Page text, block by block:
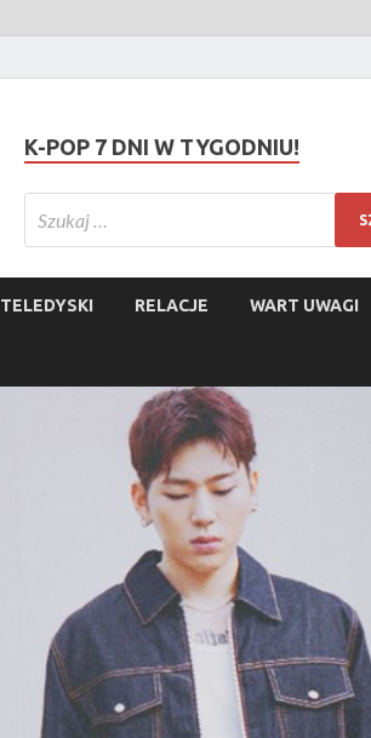
K-POP 7 DNI W TYGODNIU!
TELEDYSKI RELACJE WART UWAGI